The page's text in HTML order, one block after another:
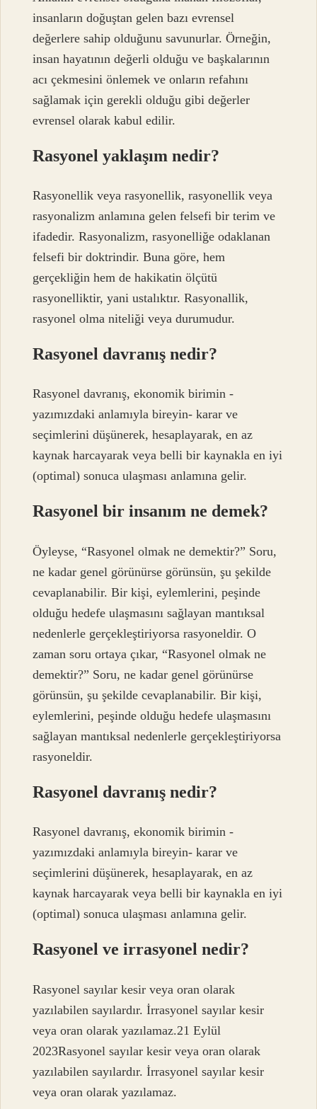
insanların doğuştan gelen bazı evrensel
değerlere sahip olduğunu savunurlar. Örneğin,
insan hayatının değerli olduğu ve başkalarının
acı çekmesini önlemek ve onların refahını
sağlamak için gerekli olduğu gibi değerler
evrensel olarak kabul edilir.
Rasyonel yaklaşım nedir?
Rasyonellik veya rasyonellik, rasyonellik veya
rasyonalizm anlamına gelen felsefi bir terim ve
ifadedir. Rasyonalizm, rasyonelliğe odaklanan
felsefi bir doktrindir. Buna göre, hem
gerçekliğin hem de hakikatin ölçütü
rasyonelliktir, yani ustalıktır. Rasyonallik,
rasyonel olma niteliği veya durumudur.
Rasyonel davranış nedir?
Rasyonel davranış, ekonomik birimin -
yazımızdaki anlamıyla bireyin- karar ve
seçimlerini düşünerek, hesaplayarak, en az
kaynak harcayarak veya belli bir kaynakla en iyi
(optimal) sonuca ulaşması anlamına gelir.
Rasyonel bir insanım ne demek?
Öyleyse, “Rasyonel olmak ne demektir?” Soru,
ne kadar genel görünürse görünsün, şu şekilde
cevaplanabilir. Bir kişi, eylemlerini, peşinde
olduğu hedefe ulaşmasını sağlayan mantıksal
nedenlerle gerçekleştiriyorsa rasyoneldir. O
zaman soru ortaya çıkar, “Rasyonel olmak ne
demektir?” Soru, ne kadar genel görünürse
görünsün, şu şekilde cevaplanabilir. Bir kişi,
eylemlerini, peşinde olduğu hedefe ulaşmasını
sağlayan mantıksal nedenlerle gerçekleştiriyorsa
rasyoneldir.
Rasyonel davranış nedir?
Rasyonel davranış, ekonomik birimin -
yazımızdaki anlamıyla bireyin- karar ve
seçimlerini düşünerek, hesaplayarak, en az
kaynak harcayarak veya belli bir kaynakla en iyi
(optimal) sonuca ulaşması anlamına gelir.
Rasyonel ve irrasyonel nedir?
Rasyonel sayılar kesir veya oran olarak
yazılabilen sayılardır. İrrasyonel sayılar kesir
veya oran olarak yazılamaz.21 Eylül
2023Rasyonel sayılar kesir veya oran olarak
yazılabilen sayılardır. İrrasyonel sayılar kesir
veya oran olarak yazılamaz.